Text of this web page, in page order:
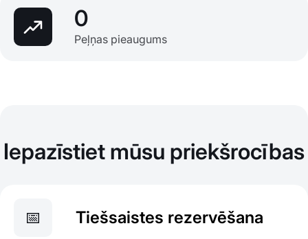
0
Peļņas pieaugums
Iepazīstiet mūsu priekšrocības
📅 Tiešsaistes rezervēšana